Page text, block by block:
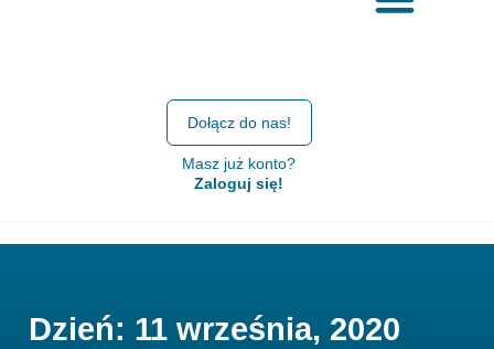
Dołącz do nas!
Masz już konto?
Zaloguj się!
Dzień: 11 września, 2020